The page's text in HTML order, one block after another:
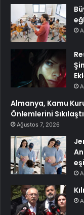
Almanya, Kamu
Önlemlerini
Ağustos 7, 2026